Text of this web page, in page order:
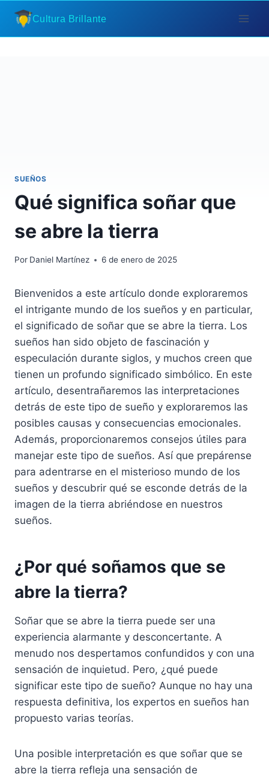
Saltar
contenido
Cultura Brillante
SUEÑOS
Qué significa soñar que
se abre la tierra
Por Daniel Martínez 6 de enero de 2025
Bienvenidos a este artículo donde exploraremos
el intrigante mundo de los sueños y en particular,
el significado de soñar que se abre la tierra. Los
sueños han sido objeto de fascinación y
especulación durante siglos, y muchos creen que
tienen un profundo significado simbólico. En este
artículo, desentrañaremos las interpretaciones
detrás de este tipo de sueño y exploraremos las
posibles causas y consecuencias emocionales.
Además, proporcionaremos consejos útiles para
manejar este tipo de sueños. Así que prepárense
para adentrarse en el misterioso mundo de los
sueños y descubrir qué se esconde detrás de la
imagen de la tierra abriéndose en nuestros
sueños.
¿Por qué soñamos que se
abre la tierra?
Soñar que se abre la tierra puede ser una
experiencia alarmante y desconcertante. A
menudo nos despertamos confundidos y con una
sensación de inquietud. Pero, ¿qué puede
significar este tipo de sueño? Aunque no hay una
respuesta definitiva, los expertos en sueños han
propuesto varias teorías.
Una posible interpretación es que soñar que se
abre la tierra refleja una sensación de